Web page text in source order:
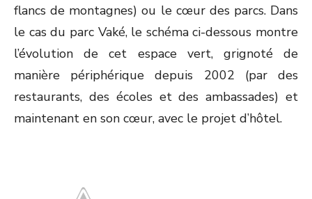
flancs de montagnes) ou le cœur des parcs. Dans
le cas du parc Vaké, le schéma ci-dessous montre
l’évolution de cet espace vert, grignoté de
manière périphérique depuis 2002 (par des
restaurants, des écoles et des ambassades) et
maintenant en son cœur, avec le projet d’hôtel.